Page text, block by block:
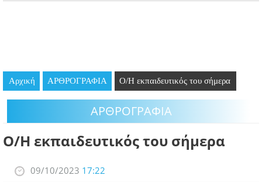
ΘΕΣΕΙΣ ΕΡΓΑΣΙΑΣ
ΠΡΟΣΩΠΑ
ΛΑΡΝΑΚΑ 2030
Αρχική ΑΡΘΡΟΓΡΑΦΙΑ Ο/H εκπαιδευτικός του σήμερα
ΑΡΘΡΟΓΡΑΦΙΑ
Ο/H εκπαιδευτικός του σήμερα
09/10/2023 17:22